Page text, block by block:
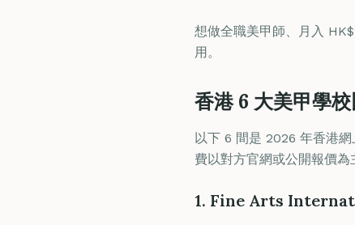
想做全職美甲師、月入
用。
香港 6 大美甲學校
以下 6 間是 2026 年香港
費以對方官網或公開報價為
1. Fine Arts